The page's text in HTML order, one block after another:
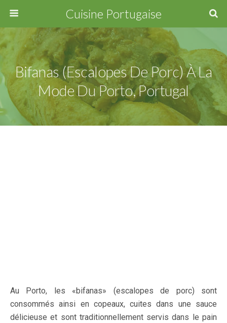
Cuisine Portugaise
Bifanas (escalopes De Porc) À La
Mode Du Porto, Portugal
Au Porto, les «bifanas» (escalopes de porc) sont
consommés ainsi en copeaux, cuites dans une sauce
délicieuse et sont traditionnellement servis dans le pain